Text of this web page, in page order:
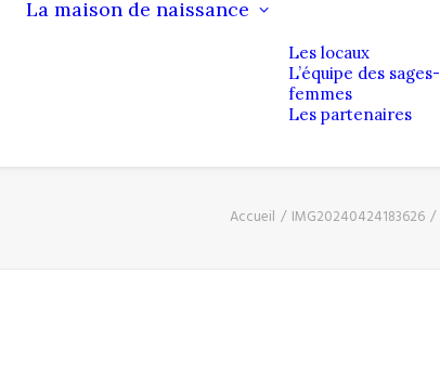
La maison de naissance
Les locaux
L’équipe des sages-
femmes
Les partenaires
Accueil IMG20240424183626